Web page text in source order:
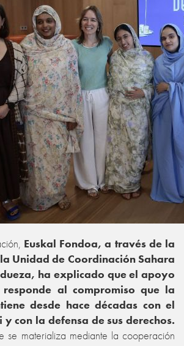
Euskal Fondoa, a través de la
Unidad de Coordinación Sahara
ha explicado que el apoyo
responde al compromiso que la
desde hace décadas con el
con la defensa de sus derechos.
se materializa mediante la cooperación